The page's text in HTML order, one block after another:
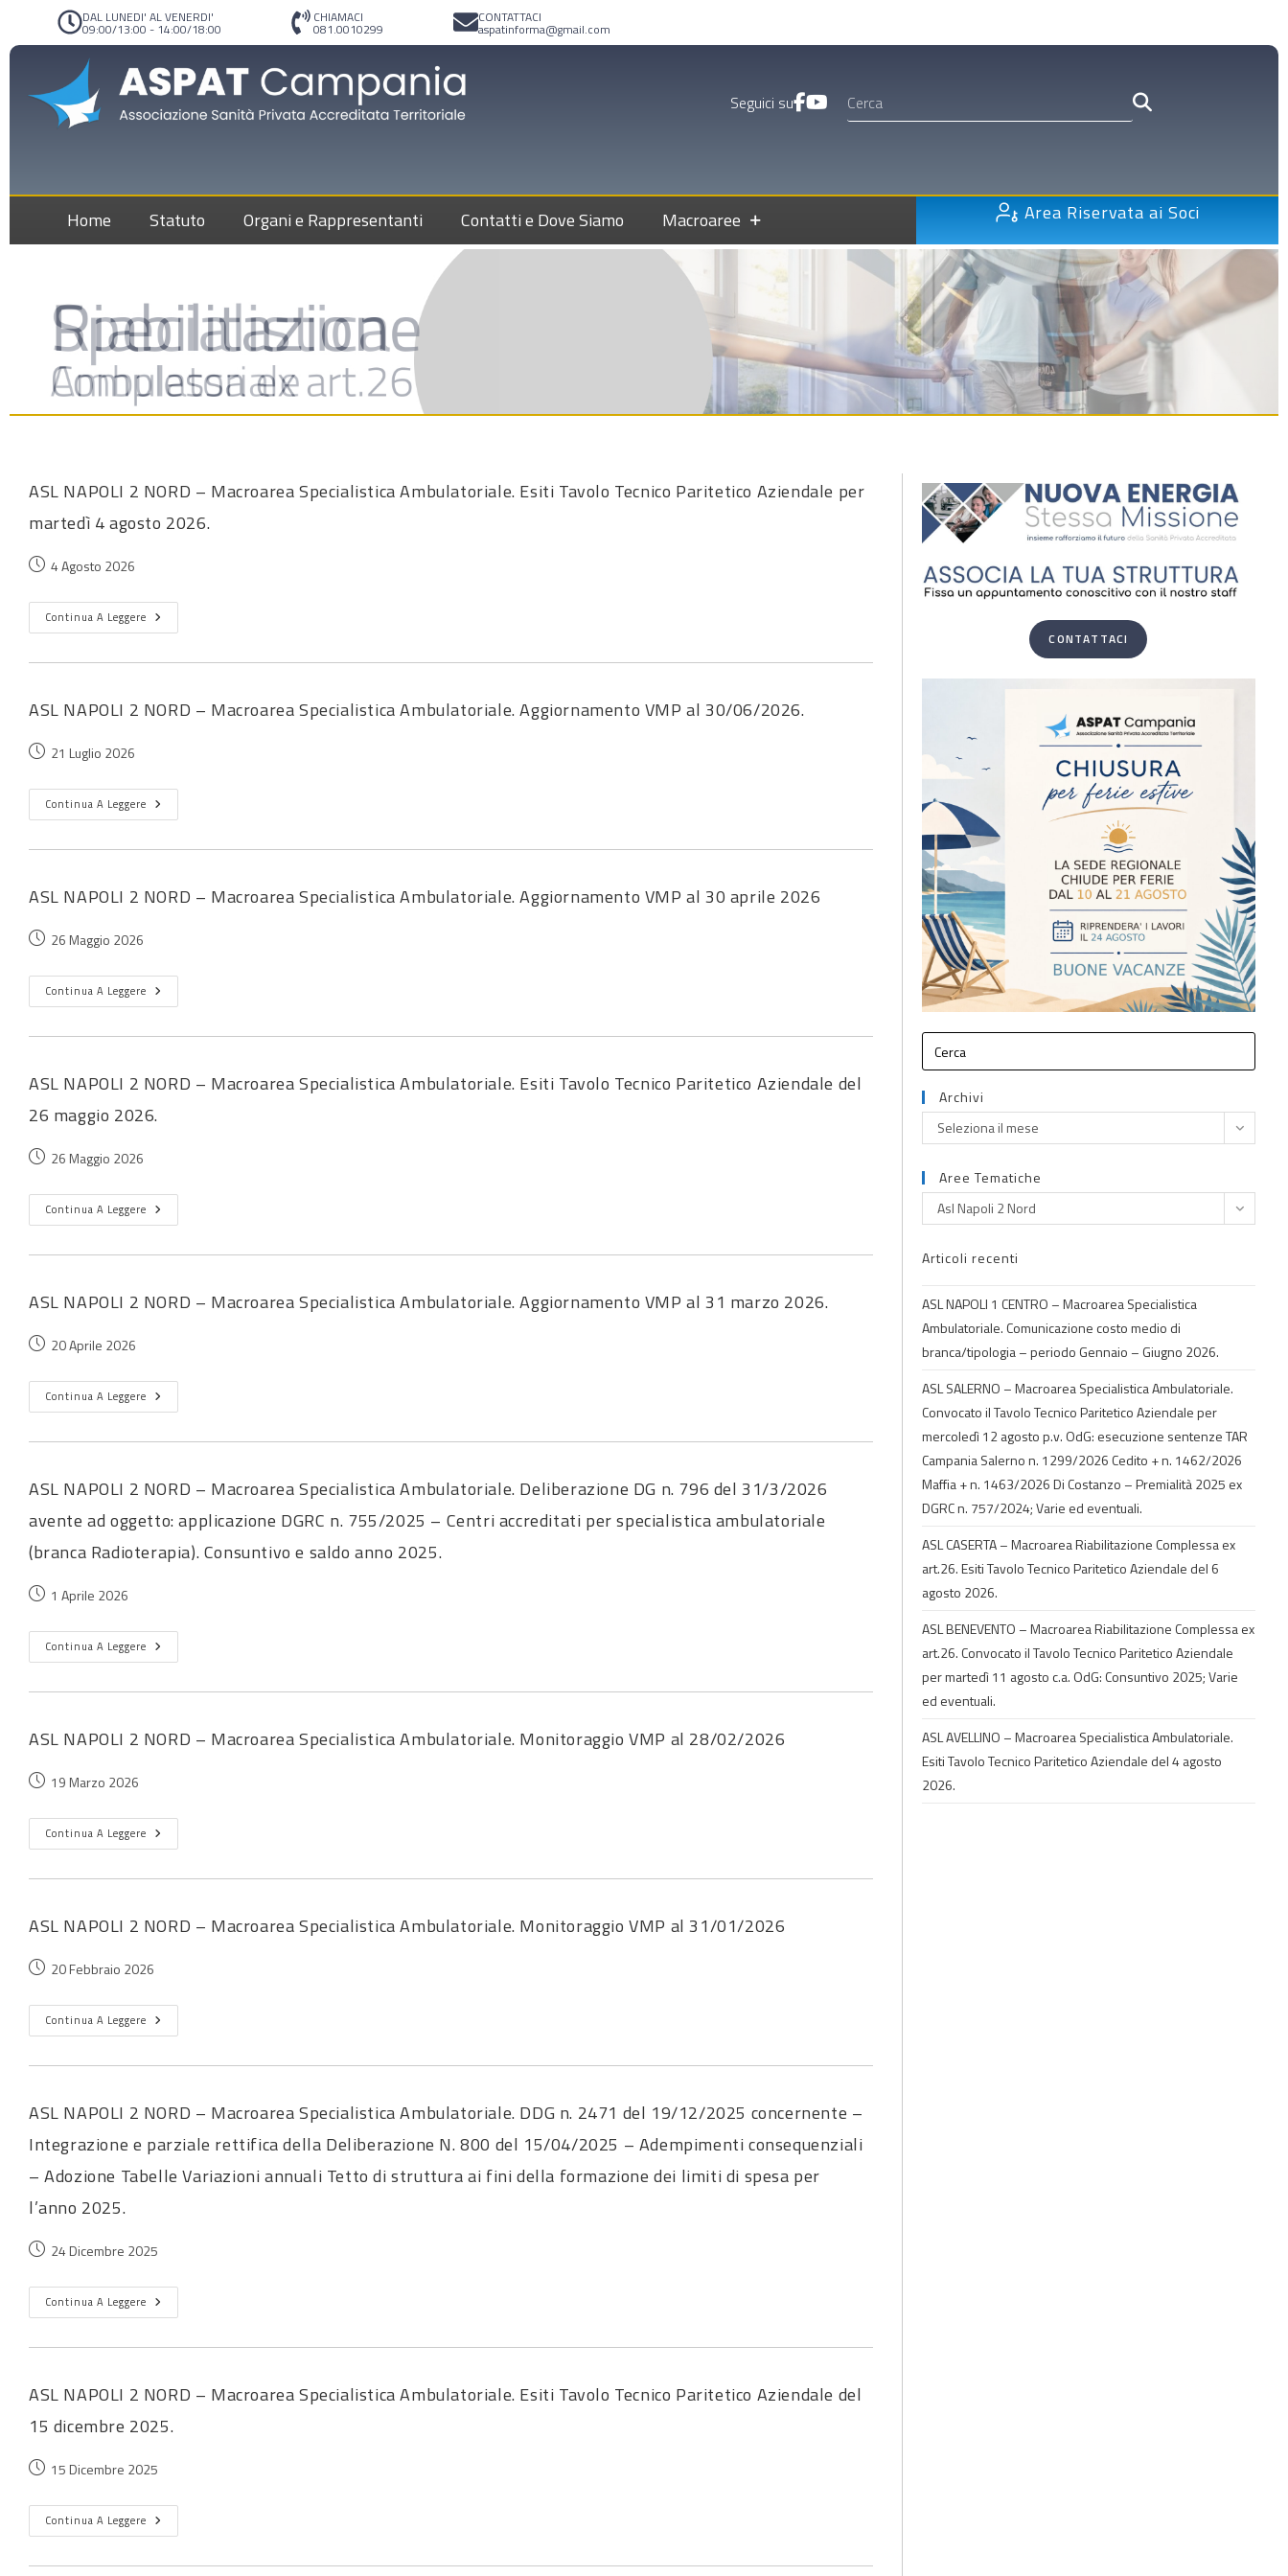
DAL LUNEDI' AL VENERDI'
09:00/13:00 - 14:00/18:00
CHIAMACI
081.0010299
CONTATTACI
aspatinforma@gmail.com
Seguici su
Home Statuto Organi e Rappresentanti Contatti e Dove Siamo Macroaree Area Riservata ai Soci
ASL NAPOLI 2 NORD – Macroarea Specialistica Ambulatoriale. Esiti Tavolo Tecnico Paritetico Aziendale per
martedì 4 agosto 2026.
4 Agosto 2026
Continua A Leggere
ASL NAPOLI 2 NORD – Macroarea Specialistica Ambulatoriale. Aggiornamento VMP al 30/06/2026.
21 Luglio 2026
Continua A Leggere
ASL NAPOLI 2 NORD – Macroarea Specialistica Ambulatoriale. Aggiornamento VMP al 30 aprile 2026
26 Maggio 2026
Continua A Leggere
ASL NAPOLI 2 NORD – Macroarea Specialistica Ambulatoriale. Esiti Tavolo Tecnico Paritetico Aziendale del
26 maggio 2026.
26 Maggio 2026
Continua A Leggere
ASL NAPOLI 2 NORD – Macroarea Specialistica Ambulatoriale. Aggiornamento VMP al 31 marzo 2026.
20 Aprile 2026
Continua A Leggere
ASL NAPOLI 2 NORD – Macroarea Specialistica Ambulatoriale. Deliberazione DG n. 796 del 31/3/2026
avente ad oggetto: applicazione DGRC n. 755/2025 – Centri accreditati per specialistica ambulatoriale
(branca Radioterapia). Consuntivo e saldo anno 2025.
1 Aprile 2026
Continua A Leggere
ASL NAPOLI 2 NORD – Macroarea Specialistica Ambulatoriale. Monitoraggio VMP al 28/02/2026
19 Marzo 2026
Continua A Leggere
ASL NAPOLI 2 NORD – Macroarea Specialistica Ambulatoriale. Monitoraggio VMP al 31/01/2026
20 Febbraio 2026
Continua A Leggere
ASL NAPOLI 2 NORD – Macroarea Specialistica Ambulatoriale. DDG n. 2471 del 19/12/2025 concernente –
Integrazione e parziale rettifica della Deliberazione N. 800 del 15/04/2025 – Adempimenti consequenziali
– Adozione Tabelle Variazioni annuali Tetto di struttura ai fini della formazione dei limiti di spesa per
l’anno 2025.
24 Dicembre 2025
Continua A Leggere
ASL NAPOLI 2 NORD – Macroarea Specialistica Ambulatoriale. Esiti Tavolo Tecnico Paritetico Aziendale del
15 dicembre 2025.
15 Dicembre 2025
Continua A Leggere
CONTATTACI
Archivi
Seleziona il mese
Aree Tematiche
Asl Napoli 2 Nord
Articoli recenti
ASL NAPOLI 1 CENTRO – Macroarea Specialistica
Ambulatoriale. Comunicazione costo medio di
branca/tipologia – periodo Gennaio – Giugno 2026.
ASL SALERNO – Macroarea Specialistica Ambulatoriale.
Convocato il Tavolo Tecnico Paritetico Aziendale per
mercoledì 12 agosto p.v. OdG: esecuzione sentenze TAR
Campania Salerno n. 1299/2026 Cedito + n. 1462/2026
Maffia + n. 1463/2026 Di Costanzo – Premialità 2025 ex
DGRC n. 757/2024; Varie ed eventuali.
ASL CASERTA – Macroarea Riabilitazione Complessa ex
art.26. Esiti Tavolo Tecnico Paritetico Aziendale del 6
agosto 2026.
ASL BENEVENTO – Macroarea Riabilitazione Complessa ex
art.26. Convocato il Tavolo Tecnico Paritetico Aziendale
per martedì 11 agosto c.a. OdG: Consuntivo 2025; Varie
ed eventuali.
ASL AVELLINO – Macroarea Specialistica Ambulatoriale.
Esiti Tavolo Tecnico Paritetico Aziendale del 4 agosto
2026.